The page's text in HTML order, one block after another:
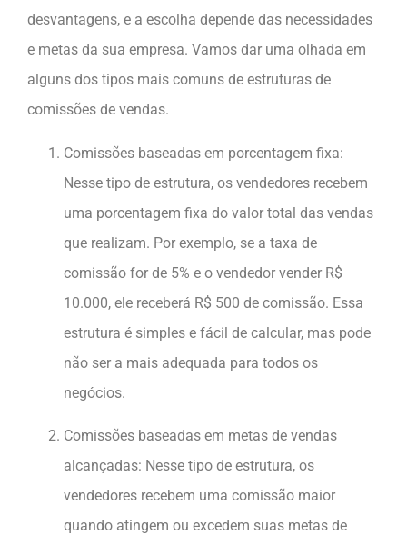
desvantagens, e a escolha depende das necessidades
e metas da sua empresa. Vamos dar uma olhada em
alguns dos tipos mais comuns de estruturas de
comissões de vendas.
Comissões baseadas em porcentagem fixa:
Nesse tipo de estrutura, os vendedores recebem
uma porcentagem fixa do valor total das vendas
que realizam. Por exemplo, se a taxa de
comissão for de 5% e o vendedor vender R$
10.000, ele receberá R$ 500 de comissão. Essa
estrutura é simples e fácil de calcular, mas pode
não ser a mais adequada para todos os
negócios.
Comissões baseadas em metas de vendas
alcançadas: Nesse tipo de estrutura, os
vendedores recebem uma comissão maior
quando atingem ou excedem suas metas de